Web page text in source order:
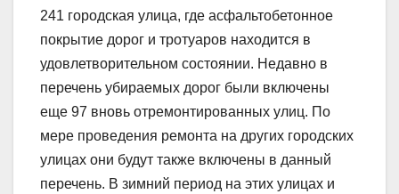
241 городская улица, где асфальтобетонное
покрытие дорог и тротуаров находится в
удовлетворительном состоянии. Недавно в
перечень убираемых дорог были включены
еще 97 вновь отремонтированных улиц. По
мере проведения ремонта на других городских
улицах они будут также включены в данный
перечень. В зимний период на этих улицах и